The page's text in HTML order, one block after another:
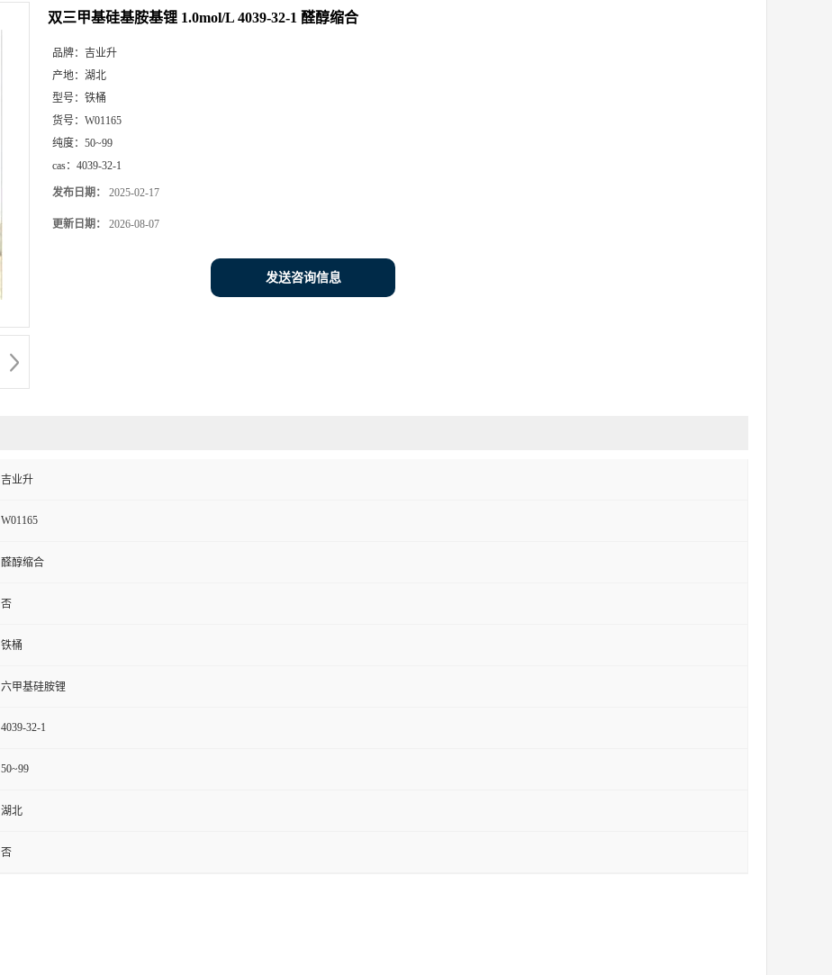
双三甲基硅基胺基锂 1.0mol/L 4039-32-1 醛醇缩合
品牌： 吉业升
产地： 湖北
型号： 铁桶
货号： W01165
纯度： 50~99
cas： 4039-32-1
发布日期： 2025-02-17
更新日期： 2026-08-07
发送咨询信息
吉业升
W01165
醛醇缩合
否
铁桶
六甲基硅胺锂
4039-32-1
50~99
湖北
否